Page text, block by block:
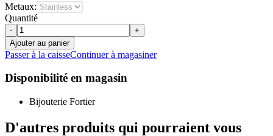
Metaux:
Quantité
-
+
Ajouter au panier
Passer à la caisseContinuer à magasiner
Disponibilité en magasin
Bijouterie Fortier
D'autres produits qui pourraient vous